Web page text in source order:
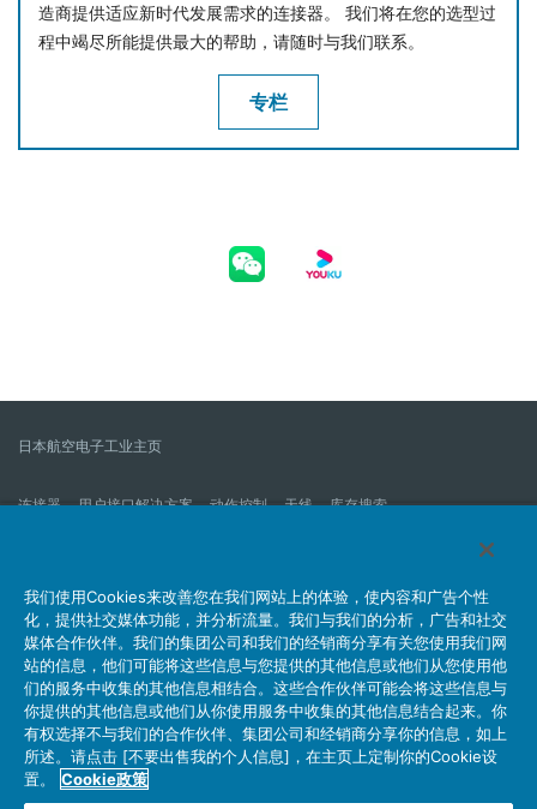
造商提供适应新时代发展需求的连接器。 我们将在您的选型过
程中竭尽所能提供最大的帮助，请随时与我们联系。
专栏
日本航空电子工业主页
连接器 用户接口解决方案 动作控制 天线 库存搜索
我们的公司 企业社会责任 IR消息 公司新到信息列表
产品信息新的列表
网站地图
联系我们
个人信息保护方针 JAE Cookie政策
关于利用本网站
社交媒体官方账号运营方针
我们使用Cookies来改善您在我们网站上的体验，使内容和广告个性
化，提供社交媒体功能，并分析流量。我们与我们的分析，广告和社交
媒体合作伙伴。我们的集团公司和我们的经销商分享有关您使用我们网
站的信息，他们可能将这些信息与您提供的其他信息或他们从您使用他
们的服务中收集的其他信息相结合。这些合作伙伴可能会将这些信息与
你提供的其他信息或他们从你使用服务中收集的其他信息结合起来。你
有权选择不与我们的合作伙伴、集团公司和经销商分享你的信息，如上
所述。请点击 [不要出售我的个人信息]，在主页上定制你的Cookie设
置。
Cookie政策